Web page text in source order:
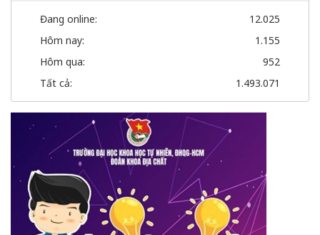
Đang online:
12.025
Hôm nay:
1.155
Hôm qua:
952
Tất cả:
1.493.071